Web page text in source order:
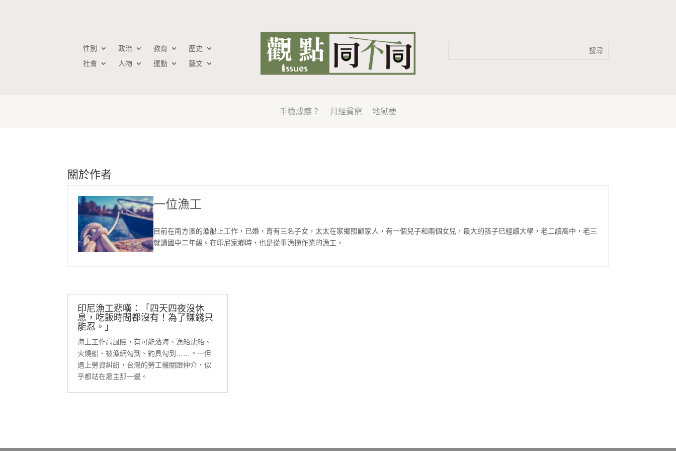
性別 政治 教育
歷史
社會
人物 運動 藝文
手機成癮？ 月經貧窮 地獄梗
一位漁工
目前在南方澳的漁船上工作，已婚，育有三名子女，太太在家鄉照顧家人，有一個兒子和兩個女兒，最大的孩子已經讀大學，老二讀高中，老三
就讀國中二年級。在印尼家鄉時，也是從事漁撈作業的漁工。
印尼漁工悲嘆：「四天四夜沒休
息，吃飯時間都沒有！為了賺錢只
能忍。」
海上工作高風險，有可能落海、漁船沈船、
火燒船、被漁網勾到、釣具勾到……。一但
遇上勞資糾紛，台灣的勞工機關跟仲介，似
乎都站在雇主那一邊。